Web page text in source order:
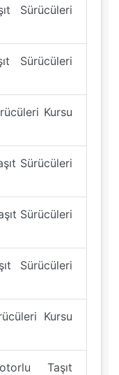
Sürücüleri
Sürücüleri
Kursu
Sürücüleri
Sürücüleri
Sürücüleri
Kursu
Taşıt